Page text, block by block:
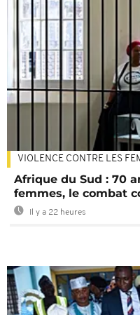
VIOLENCE CONTRE LES
Afrique du Sud : 70
femmes, le combat
Il y a 22 heures